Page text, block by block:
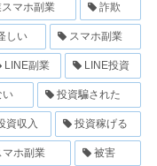
マホ副業 詐欺
しい スマホ副業
LINE副業 LINE投資
投資騙された
資収入 投資稼げる
ホ副業 被害